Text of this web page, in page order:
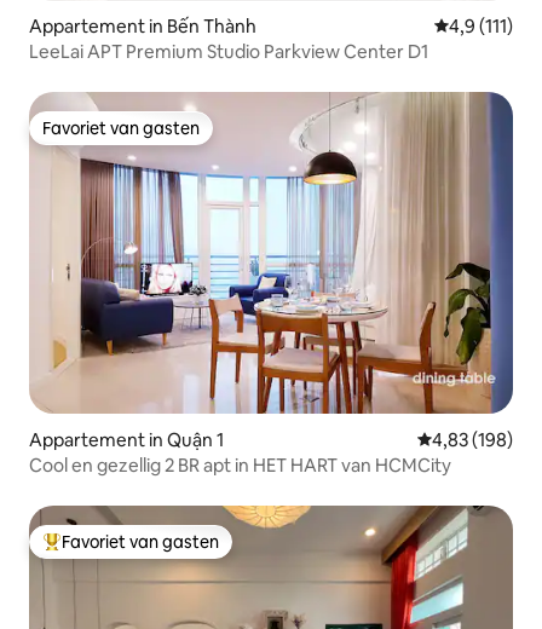
Appartement in Bến Thành Gemiddelde
4,9 (111)
LeeLai APT Premium Studio Parkview Center D1
Favoriet van gasten
Favoriet van gasten
Appartement in Quận 1 Gemiddelde
4,83 (198)
Cool en gezellig 2 BR apt in HET HART van HCMCity
Topfavoriet van gasten
Favoriet van gasten